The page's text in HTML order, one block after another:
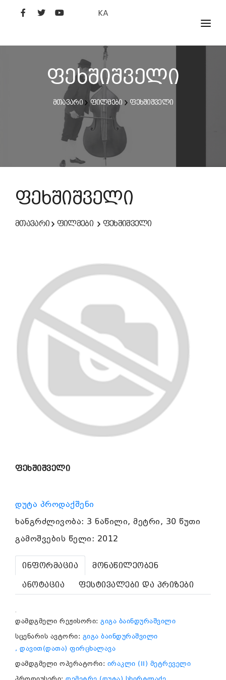
KA
ᲤᲘᲚᲛᲔᲑᲘ
ᲮᲔᲚᲝᲕᲐᲜᲘ
ᲙᲘᲜᲝᲡᲢᲣᲓᲘᲐ
ᲙᲘᲜᲝᲐᲙᲐᲓᲔᲛᲘᲐ
ფეხშიშველი
მთავარი ფილმები ფეხშიშველი
ფეხშიშველი
მთავარი ფილმები ფეხშიშველი
ფეხშიშველი
დუტა პროდაქშენი
ხანგრძლივობა: 3 ნაწილი, მეტრი, 30 წუთი
გამოშვების წელი: 2012
ინფორმაცია
მონაწილეობენ
ანოტაცია
ფესტივალები და პრიზები
.
დამდგმელი რეჟისორი: გიგა ბაინდურაშვილი
სცენარის ავტორი: გიგა ბაინდურაშვილი
, დავით(დათა) ფირცხალავა
დამდგმელი ოპერატორი: ირაკლი (II) მეტრეველი